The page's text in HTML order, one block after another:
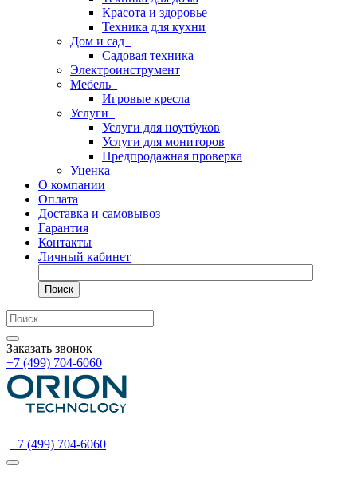
Красота и здоровье
Техника для кухни
Дом и сад
Садовая техника
Электроинструмент
Мебель
Игровые кресла
Услуги
Услуги для ноутбуков
Услуги для мониторов
Предпродажная проверка
Уценка
О компании
Оплата
Доставка и самовывоз
Гарантия
Контакты
Личный кабинет
Поиск
Заказать звонок
+7 (499) 704-6060
+7 (499) 704-6060